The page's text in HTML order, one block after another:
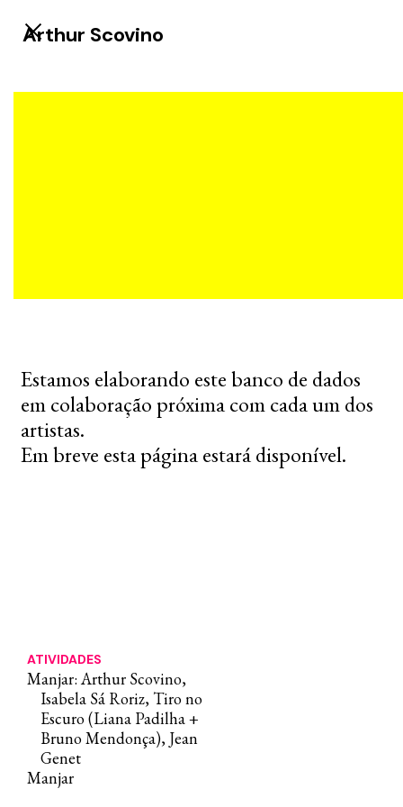
Arthur Scovino
ATIVIDADES
Manjar: Arthur Scovino,
Isabela Sá Roriz, Tiro no
Escuro (Liana Padilha +
Bruno Mendonça), Jean
Genet
Manjar
Estamos elaborando este banco de dados
em colaboração próxima com cada um dos
artistas.
Em breve esta página estará disponível.